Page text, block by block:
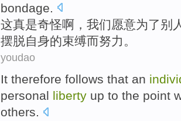
bondage
这真是奇怪啊， 我们愿意为了别
摆脱自身的束缚而努力。
youdao
It therefore follows that an
personal liberty up to the point
others.